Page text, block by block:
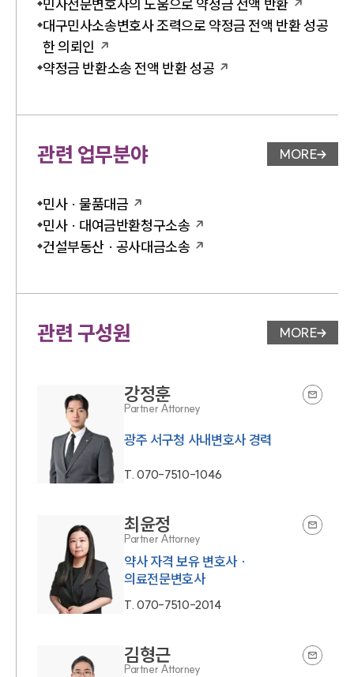
민사전문변호사의 도움으로 약정금 전액 반환
대구민사소송변호사 조력으로 약정금 전액 반환 성공
한 의뢰인
약정금 반환소송 전액 반환 성공
관련 업무분야 업무분야
MORE
민사 · 물품대금
민사 · 대여금반환청구소송
건설부동산 · 공사대금소송
관련 구성원 변호사 페
MORE
강정훈
Partner Attorney
광주 서구청 사내변호사 경력
T.070-7510-1046
최윤정
Partner Attorney
약사 자격 보유 변호사 ·
의료전문변호사
T.070-7510-2014
김형근
Partner Attorney